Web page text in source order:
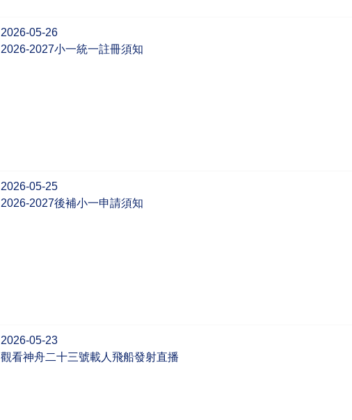
2026-05-26
2026-2027小一統一註冊須知
2026-05-25
2026-2027後補小一申請須知
2026-05-23
觀看神舟二十三號載人飛船發射直播